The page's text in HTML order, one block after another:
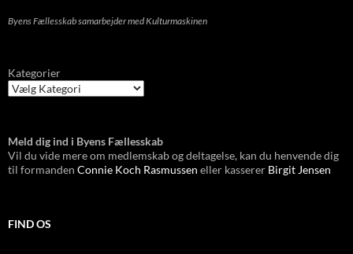
Byens Fællesskab samarbejder med Kulturmaskinen
Kategorier
Meld dig ind i Byens Fællesskab
Vil du vide mere om medlemskab og deltagelse, kan du henvende dig
til formanden Connie Koch Rasmussen eller kasserer Birgit Jensen
FIND OS